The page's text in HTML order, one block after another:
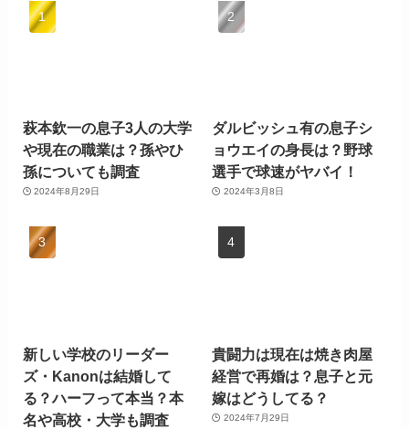
萩本欽一の息子3人の大学
や現在の職業は？孫やひ
孫についても調査
2024年8月29日
ダルビッシュ有の息子シ
ョウエイの身長は？野球
選手で球速がヤバイ！
2024年3月8日
新しい学校のリーダー
ズ・Kanonは結婚して
る？ハーフって本当？本
名や高校・大学も調査
貴闘力は現在は焼き肉屋
経営で再婚は？息子と元
嫁はどうしてる？
2024年7月29日